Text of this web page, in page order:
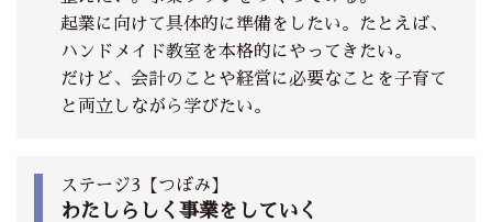
起業に向けて具体的に準備をしたい。たとえば、
ハンドメイド教室を本格的にやってきたい。
だけど、会計のことや経営に必要なことを子育て
と両立しながら学びたい。
ステージ3【つぼみ】
わたしらしく事業をしていく